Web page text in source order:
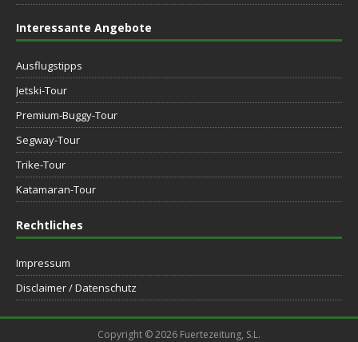
Interessante Angebote
Ausflugstipps
Jetski-Tour
Premium-Buggy-Tour
Segway-Tour
Trike-Tour
Katamaran-Tour
Rechtliches
Impressum
Disclaimer / Datenschutz
Copyright © 2026 Fuertezeitung, S.L.